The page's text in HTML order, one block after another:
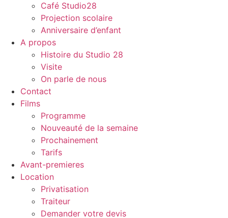
Café Studio28
Projection scolaire
Anniversaire d’enfant
A propos
Histoire du Studio 28
Visite
On parle de nous
Contact
Films
Programme
Nouveauté de la semaine
Prochainement
Tarifs
Avant-premieres
Location
Privatisation
Traiteur
Demander votre devis